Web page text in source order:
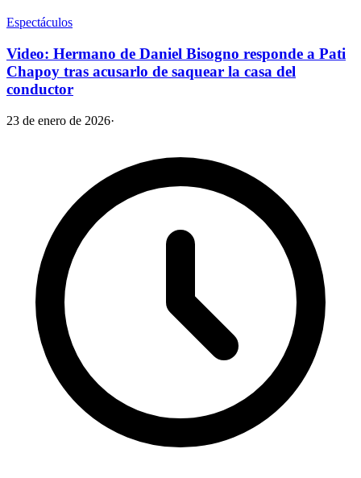
Espectáculos
Video: Hermano de Daniel Bisogno responde a Pati
Chapoy tras acusarlo de saquear la casa del
conductor
23 de enero de 2026·